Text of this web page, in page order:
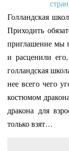
Голландская
Приходить
приглашение мы
и расценили
голландская
нее всего чего
костюмом
дракона для
только взят…